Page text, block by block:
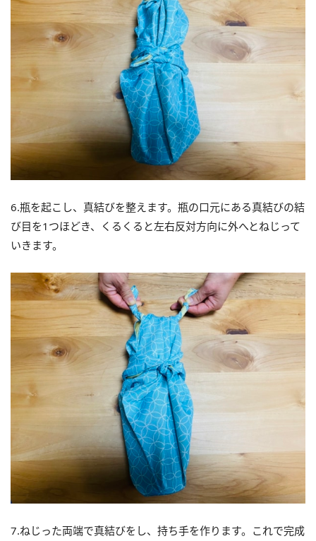
6.瓶を起こし、真結びを整えます。瓶の口元にある真結びの結
び目を1つほどき、くるくると左右反対方向に外へとねじって
いきます。
7.ねじった両端で真結びをし、持ち手を作ります。これで完成